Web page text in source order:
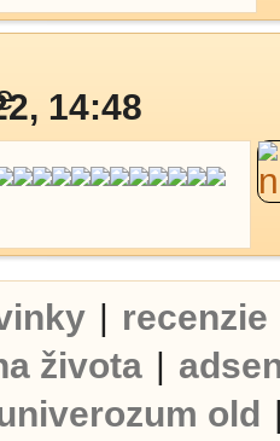
14:48
| recenzie
života |
old